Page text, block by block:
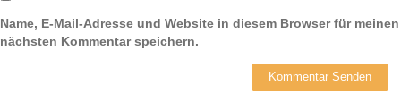
Name, E-Mail-Adresse und Website in diesem Browser für meinen
nächsten Kommentar speichern.